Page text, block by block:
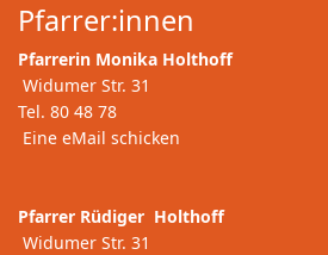
Pfarrer:innen
Pfarrerin Monika Holthoff
Widumer Str. 31
Tel. 80 48 78
Eine eMail schicken
Pfarrer Rüdiger Holthoff
Widumer Str. 31